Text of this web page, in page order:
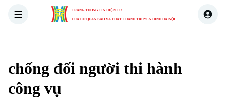
TRANG THÔNG TIN ĐIỆN TỬ
CỦA CƠ QUAN BÁO VÀ PHÁT THANH TRUYỀN HÌNH HÀ NỘI
chống đối người thi hành
công vụ